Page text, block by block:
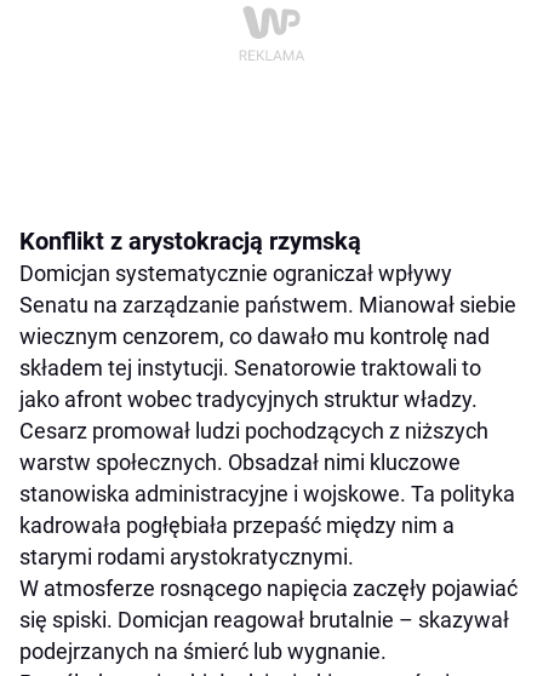
Konflikt z arystokracją rzymską
Domicjan systematycznie ograniczał wpływy
Senatu na zarządzanie państwem. Mianował siebie
wiecznym cenzorem, co dawało mu kontrolę nad
składem tej instytucji. Senatorowie traktowali to
jako afront wobec tradycyjnych struktur władzy.
Cesarz promował ludzi pochodzących z niższych
warstw społecznych. Obsadzał nimi kluczowe
stanowiska administracyjne i wojskowe. Ta polityka
kadrowała pogłębiała przepaść między nim a
starymi rodami arystokratycznymi.
W atmosferze rosnącego napięcia zaczęły pojawiać
się spiski. Domicjan reagował brutalnie – skazywał
podejrzanych na śmierć lub wygnanie.